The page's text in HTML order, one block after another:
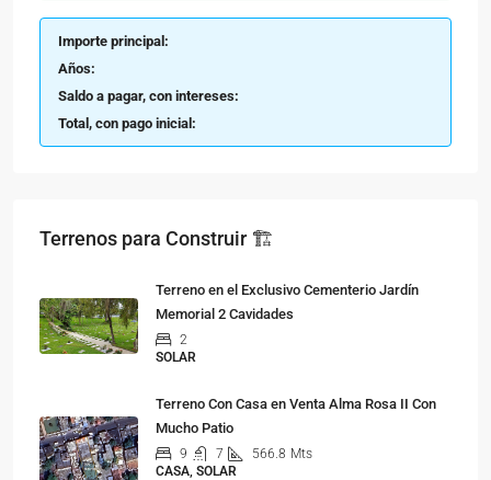
Importe principal:
Años:
Saldo a pagar, con intereses:
Total, con pago inicial:
Terrenos para Construir 🏗
Terreno en el Exclusivo Cementerio Jardín
Memorial 2 Cavidades
2
SOLAR
Terreno Con Casa en Venta Alma Rosa II Con
Mucho Patio
9 7 566.8 Mts
CASA, SOLAR